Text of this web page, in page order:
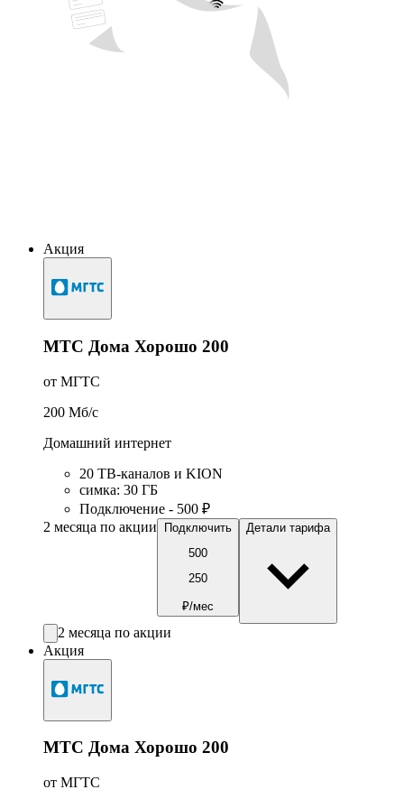
Акция
МТС Дома Хорошо 200
от МГТС
200 Мб/c
Домашний интернет
20 ТВ-каналов и KION
симка: 30 ГБ
Подключение - 500 ₽
2 месяца по акции
Подключить
500
250
₽/мес
Детали тарифа
2 месяца по акции
Акция
МТС Дома Хорошо 200
от МГТС